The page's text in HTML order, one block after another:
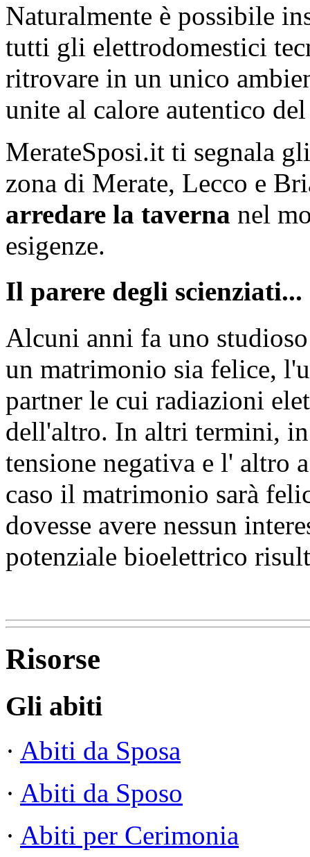
Naturalmente è possibile
tutti gli elettrodomestici
ritrovare in un unico
unite al calore autentico
MerateSposi.it ti segnala
zona di Merate, Lecco e
arredare la taverna nel
esigenze.
Il parere degli scienziati...
Alcuni anni fa uno
un matrimonio sia felice,
partner le cui radiazioni
dell'altro. In altri termini, in
tensione negativa e l' altro
caso il matrimonio sarà
dovesse avere nessun
potenziale bioelettrico
Risorse
Gli abiti
· Abiti da Sposa
· Abiti da Sposo
· Abiti per Cerimonia